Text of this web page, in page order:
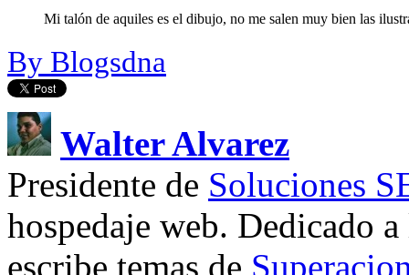
Mi talón de aquiles es el dibujo, no me salen muy bien las
By Blogsdna
Walter Alvarez
Presidente de Soluciones
hospedaje web. Dedicado
escribe temas de